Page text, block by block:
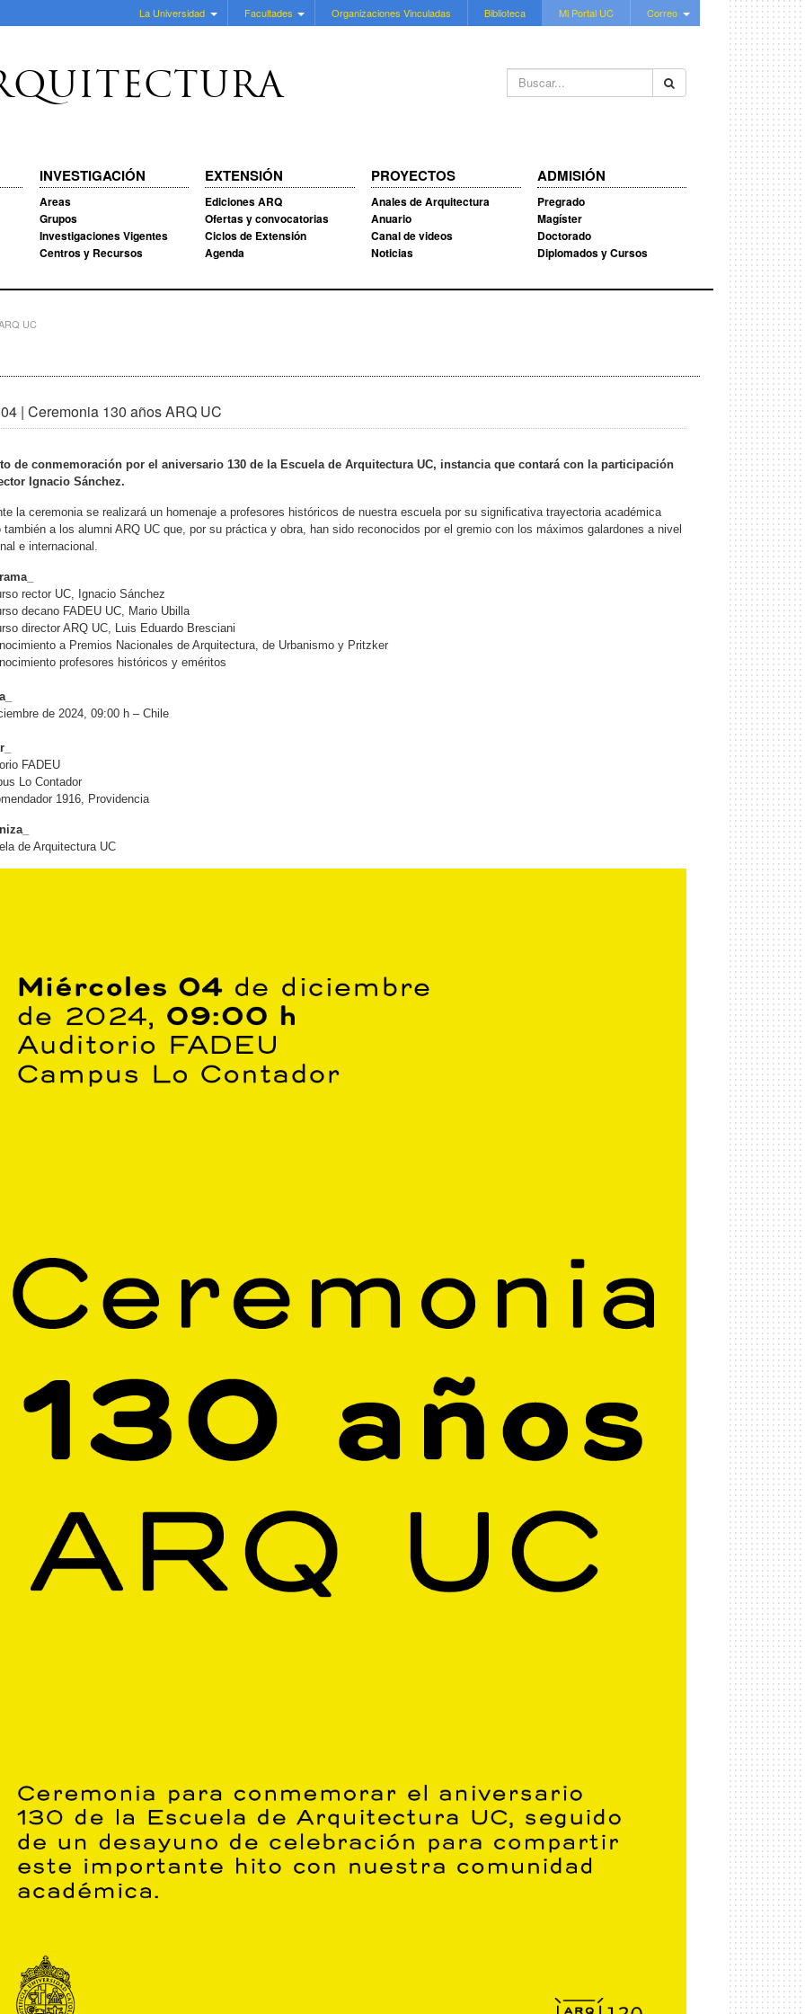
La Universidad Facultades Organizaciones Vinculadas Biblioteca Mi Portal UC Correo
Buscar...
INVESTIGACIÓN
Areas
Grupos
Investigaciones Vigentes
Centros y Recursos
EXTENSIÓN
Ediciones ARQ
Ofertas y convocatorias
Ciclos de Extensión
Agenda
PROYECTOS
Anales de Arquitectura
Anuario
Canal de videos
Noticias
ADMISIÓN
Pregrado
Magíster
Doctorado
Diplomados y Cursos
UC
| Ceremonia 130 años ARQ UC
de conmemoración por el aniversario 130 de la Escuela de Arquitectura UC, instancia que contará con la participación
Ignacio Sánchez.
la ceremonia se realizará un homenaje a profesores históricos de nuestra escuela por su significativa trayectoria académica
también a los alumni ARQ UC que, por su práctica y obra, han sido reconocidos por el gremio con los máximos galardones a nivel
e internacional.
rector UC, Ignacio Sánchez
decano FADEU UC, Mario Ubilla
director ARQ UC, Luis Eduardo Bresciani
a Premios Nacionales de Arquitectura, de Urbanismo y Pritzker
profesores históricos y eméritos
de 2024, 09:00 h – Chile
FADEU
Lo Contador
1916, Providencia
de Arquitectura UC